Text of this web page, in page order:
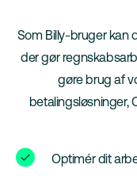
Som Billy-bruger kan
der gør
gøre brug af
betalingsløsninger,
Optimér dit